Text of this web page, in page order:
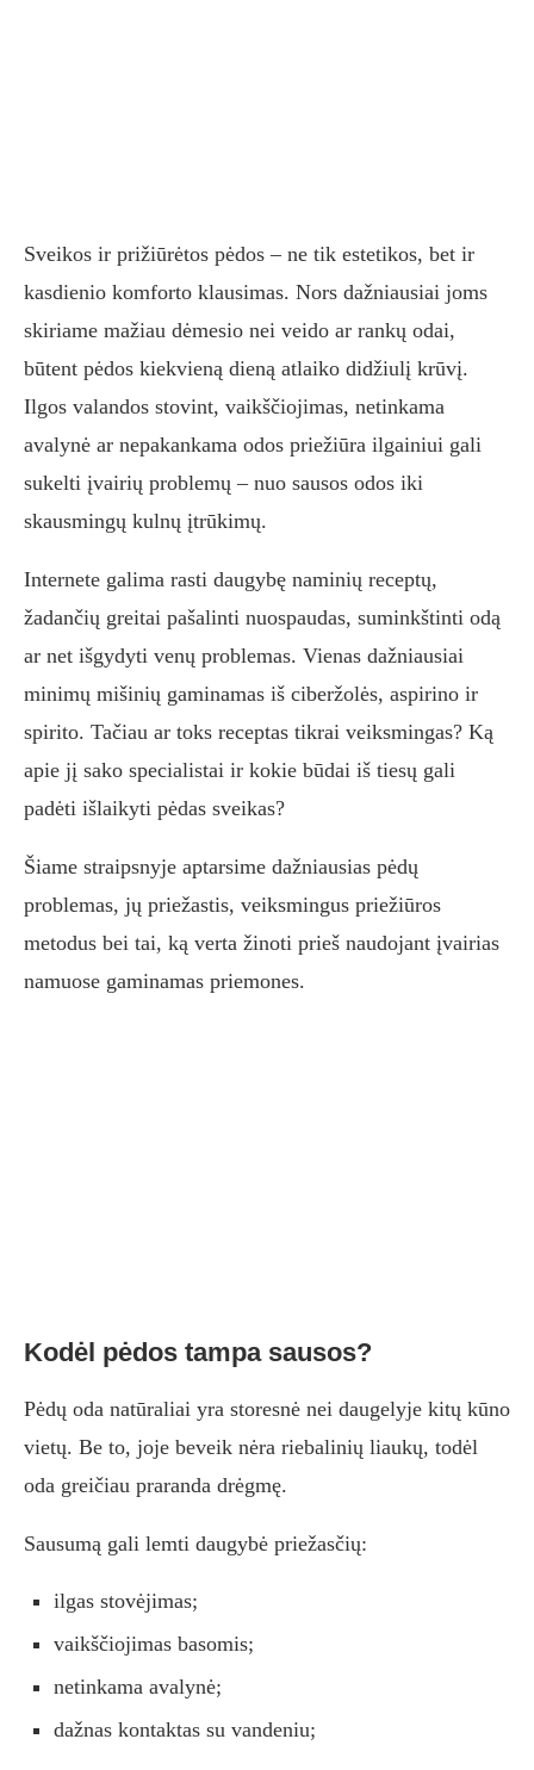
Sveikos ir prižiūrėtos pėdos – ne tik estetikos, bet ir
kasdienio komforto klausimas. Nors dažniausiai joms
skiriame mažiau dėmesio nei veido ar rankų odai,
būtent pėdos kiekvieną dieną atlaiko didžiulį krūvį.
Ilgos valandos stovint, vaikščiojimas, netinkama
avalynė ar nepakankama odos priežiūra ilgainiui gali
sukelti įvairių problemų – nuo sausos odos iki
skausmingų kulnų įtrūkimų.
Internete galima rasti daugybę naminių receptų,
žadančių greitai pašalinti nuospaudas, suminkštinti odą
ar net išgydyti venų problemas. Vienas dažniausiai
minimų mišinių gaminamas iš ciberžolės, aspirino ir
spirito. Tačiau ar toks receptas tikrai veiksmingas? Ką
apie jį sako specialistai ir kokie būdai iš tiesų gali
padėti išlaikyti pėdas sveikas?
Šiame straipsnyje aptarsime dažniausias pėdų
problemas, jų priežastis, veiksmingus priežiūros
metodus bei tai, ką verta žinoti prieš naudojant įvairias
namuose gaminamas priemones.
Kodėl pėdos tampa sausos?
Pėdų oda natūraliai yra storesnė nei daugelyje kitų kūno
vietų. Be to, joje beveik nėra riebalinių liaukų, todėl
oda greičiau praranda drėgmę.
Sausumą gali lemti daugybė priežasčių:
ilgas stovėjimas;
vaikščiojimas basomis;
netinkama avalynė;
dažnas kontaktas su vandeniu;